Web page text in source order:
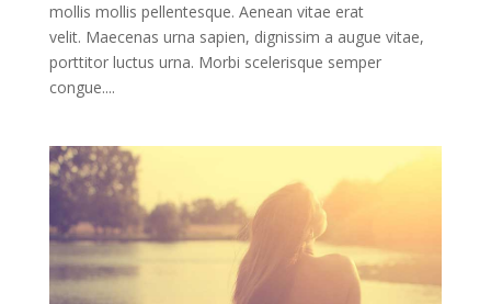
mollis mollis pellentesque. Aenean vitae erat
velit. Maecenas urna sapien, dignissim a augue vitae,
porttitor luctus urna. Morbi scelerisque semper
congue....